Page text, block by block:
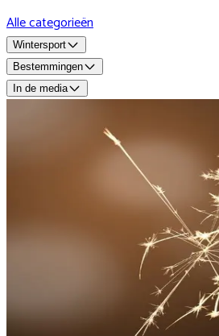
Alle categorieën
Wintersport
Bestemmingen
In de media